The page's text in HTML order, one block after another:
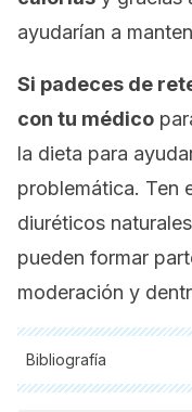
ayudarían a
Si padeces de
con tu médico
la dieta para
problemática. Ten
diuréticos
pueden formar
moderación y
Bibliografía
Todas las fuentes